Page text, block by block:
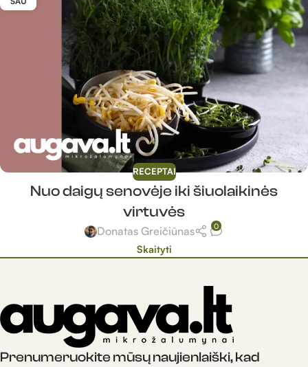
RECEPTAI
Nuo daigų senovėje iki šiuolaikinės
virtuvės
Donatas Greičiūnas 0
Skaityti
Prenumeruokite mūsų naujienlaiški, kad